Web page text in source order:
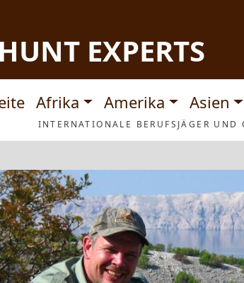
EXPERTS
Afrika Amerika Asien
INTERNATIONALE BERUFSJÄGER